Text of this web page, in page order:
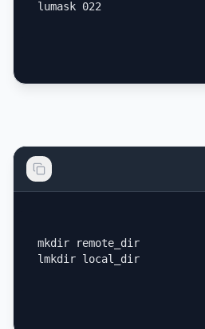
lumask 022
mkdir remote_dir
lmkdir local_dir